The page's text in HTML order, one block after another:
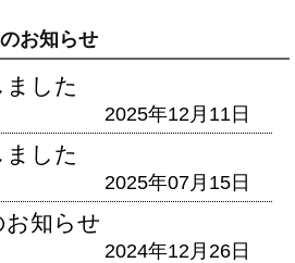
お知らせ
ました
2025年12月11日
ました
2025年07月15日
お知らせ
2024年12月26日